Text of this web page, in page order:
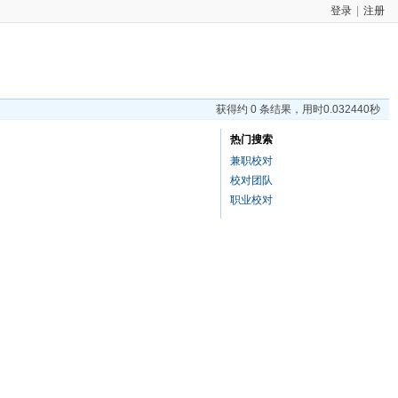
登录 注册
获得约 0 条结果，用时0.032440秒
热门搜索
兼职校对
校对团队
职业校对